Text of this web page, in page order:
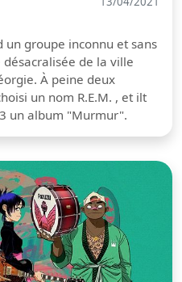
un groupe inconnu et sans
de la ville
À peine deux
un nom R.E.M. , et ilt
un album "Murmur".